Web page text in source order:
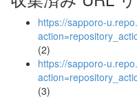
https://sapporo-
(2)
https://sapporo-
(3)